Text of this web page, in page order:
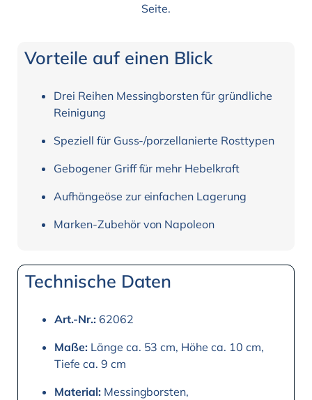
Seite.
Vorteile auf einen Blick
Drei Reihen Messingborsten für gründliche
Reinigung
Speziell für Guss-/porzellanierte Rosttypen
Gebogener Griff für mehr Hebelkraft
Aufhängeöse zur einfachen Lagerung
Marken-Zubehör von Napoleon
Technische Daten
Art.-Nr.:62062
Maße:Länge ca. 53 cm, Höhe ca. 10 cm,
Tiefe ca. 9 cm
Material:Messingborsten,